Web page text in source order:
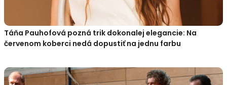
Táňa Pauhofová pozná trik dokonalej elegancie: Na
červenom koberci nedá dopustiť na jednu farbu